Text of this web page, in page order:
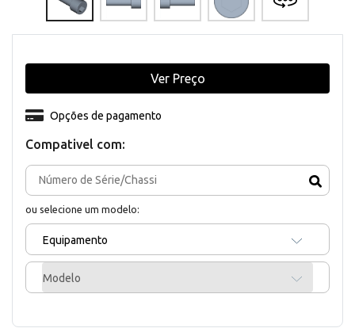
Compativel com:
ou selecione um modelo:
Equipamento
Modelo
Opções de pagamento
Ver Preço